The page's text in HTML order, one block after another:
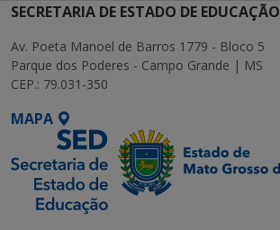
SECRETARIA DE ESTADO DE EDUCAÇÃO
Av. Poeta Manoel de Barros 1779 - Bloco 5
Parque dos Poderes - Campo Grande | MS
CEP.: 79.031-350
MAPA